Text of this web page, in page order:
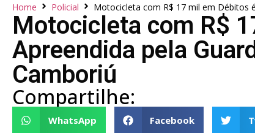
Home Policial Motocicleta com R$ 17 mil em Débitos
Motocicleta com R$
Apreendida pela
Camboriú
Compartilhe:
WhatsApp Facebook